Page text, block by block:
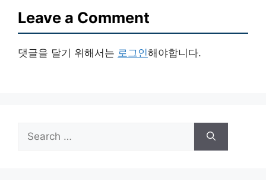
Leave a Comment
댓글을 달기 위해서는 로그인해야합니다.
Search
for: